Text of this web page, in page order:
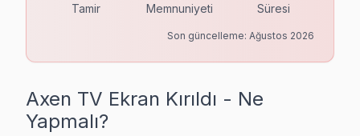
Gaziosmanpaşa ilçesinde insanların büyük kısmı
Güngören semtinde bulunan düşük gelirli ailelerin
Kağıthane ilçesi alt katlardan oluşan nitelikli
Kartal mahallesi deniz manzaralı konumu sayesinde
Tamir
Memnuniyeti
Süresi
Son güncelleme: Ağustos 2026
Axen TV Ekran Kırıldı - Ne
Yapmalı?